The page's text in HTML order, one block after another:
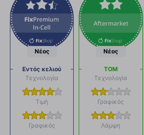
Νέος
Εντός κελιού
Τεχνολογία
Τιμή
Γραφικός
Νέος
ΤΟΜ
Τεχνολογία
Γραφικός
Λάμψη